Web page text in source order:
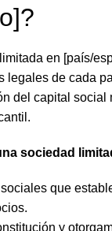
en [país/
legales de cada
del capital
sociedad
que
y